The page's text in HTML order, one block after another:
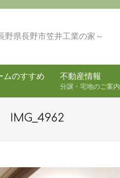
野県長野市笠井工業の家～
Secondary
Navigation
Menu
ムのすすめ 不動産情報
分譲・宅地のご案内
IMG_4962